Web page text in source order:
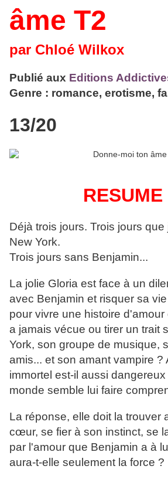
âme T2
par Chloé Wilkox
Publié aux Editions
Genre : romance, erotisme,
13/20
RESUME
Déjà trois jours. Trois jours
New York.
Trois jours sans Benjamin...
La jolie Gloria est face à un
avec Benjamin et risquer sa
pour vivre une histoire
a jamais vécue ou tirer un trait
York, son groupe de musique,
amis... et son amant vampire ?
immortel est-il aussi
monde semble lui faire
La réponse, elle doit la trouver
cœur, se fier à son instinct, se
par l'amour que Benjamin a à
aura-t-elle seulement la force ?